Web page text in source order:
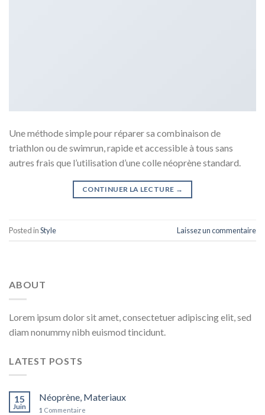
Une méthode simple pour réparer sa combinaison de
triathlon ou de swimrun, rapide et accessible à tous sans
autres frais que l’utilisation d’une colle néoprène standard.
CONTINUER LA LECTURE →
Posted inStyle Laissez un commentaire
ABOUT
Lorem ipsum dolor sit amet, consectetuer adipiscing elit, sed
diam nonummy nibh euismod tincidunt.
LATEST POSTS
15
Juin
Néoprène, Materiaux
1 Commentaire